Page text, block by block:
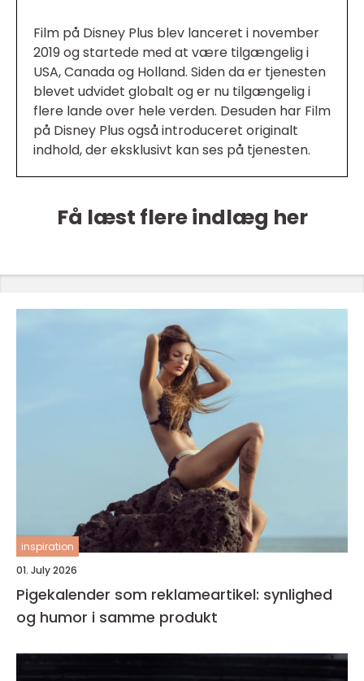
Film på Disney Plus blev lanceret i november
2019 og startede med at være tilgængelig i
USA, Canada og Holland. Siden da er tjenesten
blevet udvidet globalt og er nu tilgængelig i
flere lande over hele verden. Desuden har Film
på Disney Plus også introduceret originalt
indhold, der eksklusivt kan ses på tjenesten.
Få læst flere indlæg her
inspiration
01. July 2026
Pigekalender som reklameartikel: synlighed
og humor i samme produkt